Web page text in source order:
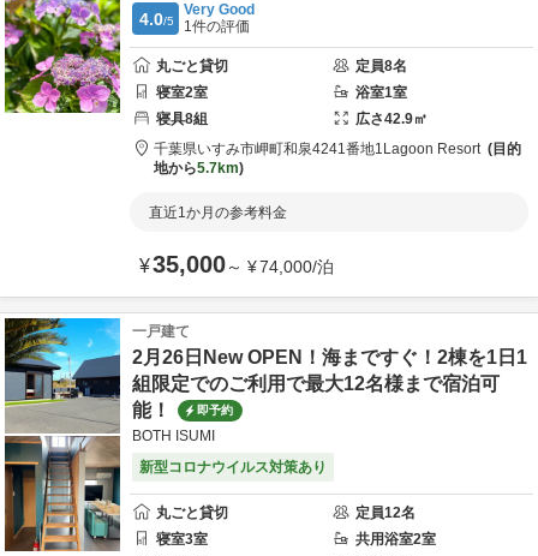
4.0/5
Very Good
1件の評価
丸ごと貸切 定員8名
寝室2室 浴室1室
寝具8組 広さ42.9㎡
千葉県いすみ市岬町和泉4241番地1 Lagoon Resort
目的
地から5.7km
直近1か月の参考料金
¥35,000～ ¥74,000/泊
一戸建て
2月26日New OPEN！海まですぐ！2棟を1日1
組限定でのご利用で最大12名様まで宿泊可
能！
即予約
BOTH ISUMI
新型コロナウイルス対策あり
丸ごと貸切 定員12名
寝室3室 共用浴室2室